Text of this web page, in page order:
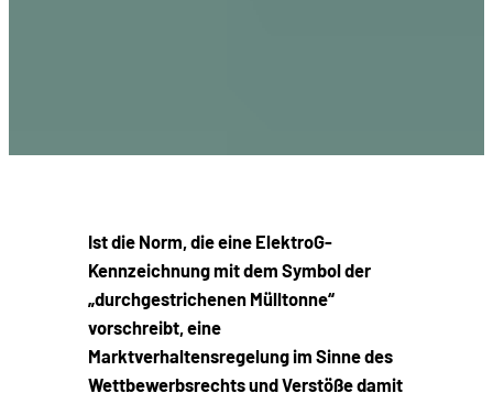
Ist die Norm, die eine ElektroG-
Kennzeichnung mit dem Symbol der
„durchgestrichenen Mülltonne“
vorschreibt, eine
Marktverhaltensregelung im Sinne des
Wettbewerbsrechts und Verstöße damit